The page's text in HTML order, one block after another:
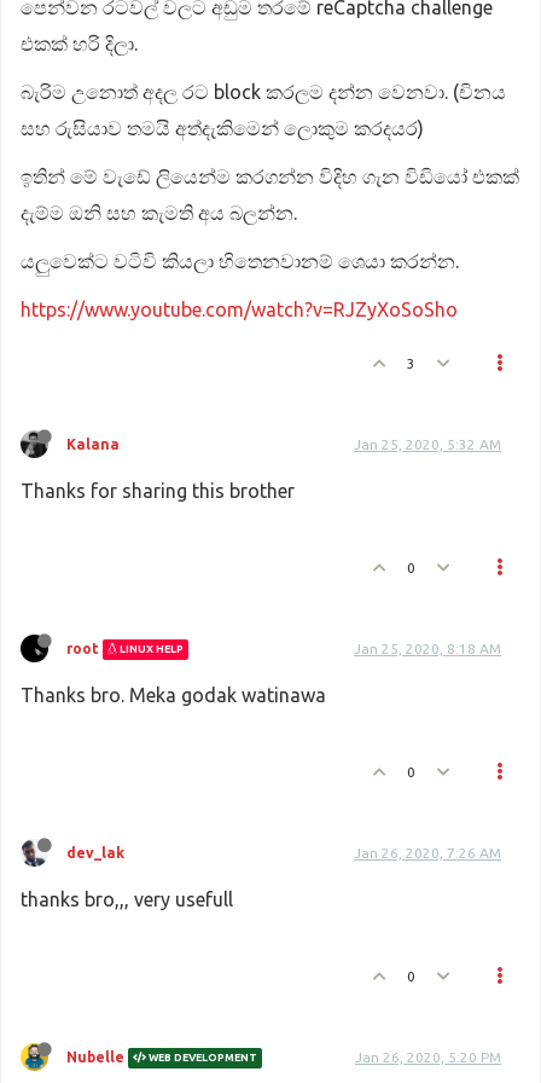
පෙන්වන රටවල් වලට අඩුම තරමේ reCaptcha challenge
එකක් හරි දිලා.
බැරිම උනොත් අදල රට block කරලම දන්න වෙනවා. (චිනය
සහ රුසියාව තමයි අත්දැකිමෙන් ලොකුම කරදයර)
ඉතින් මේ වැඩේ ලියෙන්ම කරගන්න විදිහ ගැන විඩියෝ එකක්
දැම්ම ඔනි සහ කැමති අය බලන්න.
යලුවෙක්ට වටිවි කියලා හිතෙනවානම් ශෙයා කරන්න.
https://www.youtube.com/watch?v=RJZyXoSoSho
3
Kalana Jan 25, 2020, 5:32 AM
Thanks for sharing this brother
0
root LINUX HELP Jan 25, 2020, 8:18 AM
Thanks bro. Meka godak watinawa
0
dev_lak Jan 26, 2020, 7:26 AM
thanks bro,,, very usefull
0
Nubelle WEB DEVELOPMENT Jan 26, 2020, 5:20 PM